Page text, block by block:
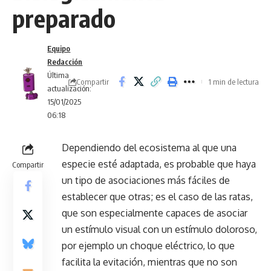
preparado
Última
actualización:
15/01/2025
06:18
Equipo
Redacción
Compartir 1 min de lectura
Compartir
Dependiendo del ecosistema al que una
especie esté adaptada, es probable que haya
un tipo de asociaciones más fáciles de
establecer que otras; es el caso de las ratas,
que son especialmente capaces de asociar
un estímulo visual con un estímulo doloroso,
por ejemplo un choque eléctrico, lo que
facilita la evitación, mientras que no son